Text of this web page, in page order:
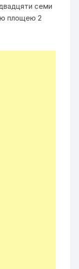
семи
площею 2